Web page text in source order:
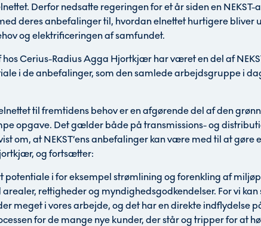
Derfor nedsatte regeringen for et år siden en
deres anbefalinger til, hvordan elnettet hurtigere bliver
og elektrificeringen af samfundet.
hos Cerius-Radius Agga Hjortkjær har været en del af
i de anbefalinger, som den samlede arbejdsgruppe i
til fremtidens behov er en afgørende del af den
opgave. Det gælder både på transmissions- og
om, at NEKST’ens anbefalinger kan være med til at gøre
og fortsætter:
potentiale i for eksempel strømlining og forenkling af
rettigheder og myndighedsgodkendelser. For vi kan
meget i vores arbejde, og det har en direkte indflydelse
for de mange nye kunder, der står og tripper for at